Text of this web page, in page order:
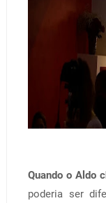
Quando o Aldo
poderia ser